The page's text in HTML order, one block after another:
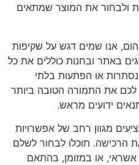
ולבחור את המוצר שמתאים
אנו שמים דגש על שקיפות
באתר ובחנות כוללים את כל
או הפתעות בלתי
לכם את התמורה הטובה ביותר
ידועים מראש.
מגוון רחב של אפשרויות
הרכישה. תוכלו לבחור לשלם
או במזומן, בהתאם